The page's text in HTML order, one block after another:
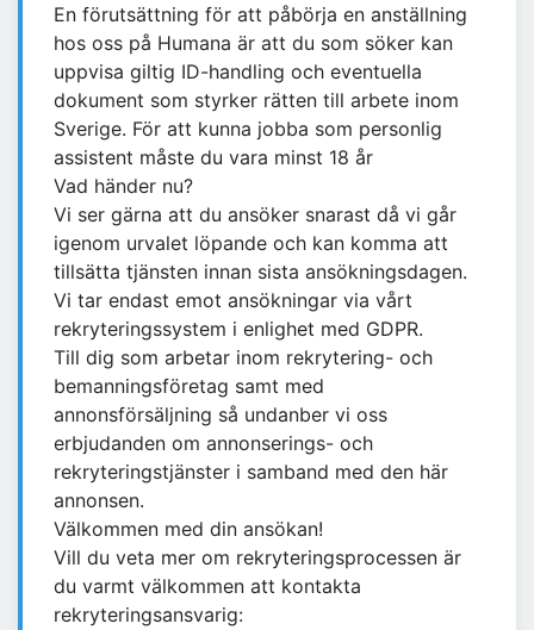
En förutsättning för att påbörja en anställning
hos oss på Humana är att du som söker kan
uppvisa giltig ID-handling och eventuella
dokument som styrker rätten till arbete inom
Sverige. För att kunna jobba som personlig
assistent måste du vara minst 18 år
Vad händer nu?
Vi ser gärna att du ansöker snarast då vi går
igenom urvalet löpande och kan komma att
tillsätta tjänsten innan sista ansökningsdagen.
Vi tar endast emot ansökningar via vårt
rekryteringssystem i enlighet med GDPR.
Till dig som arbetar inom rekrytering- och
bemanningsföretag samt med
annonsförsäljning så undanber vi oss
erbjudanden om annonserings- och
rekryteringstjänster i samband med den här
annonsen.
Välkommen med din ansökan!
Vill du veta mer om rekryteringsprocessen är
du varmt välkommen att kontakta
rekryteringsansvarig: